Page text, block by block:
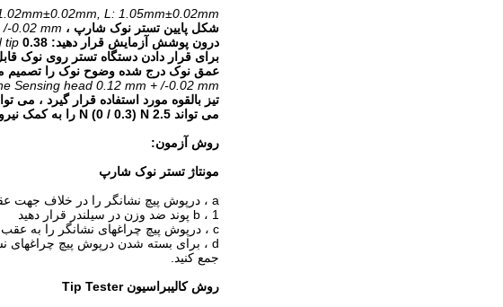
L: 1.05mm±0.02mm.
شکل پایین تستر نوک شارپ ، W: 1.02mm ± 0.02mm ، L: 1.05mm ± 0.02mm. 0.02 mm.
درون پوشش آزمایش قرار دهید: 0.38 mm + /-0.02 mm.
برای قرار دادن دستگاه تستر روی
عمق نوک درج شده وضوح نوک را تصمیم
Sensing head 0.12 mm + /-0.02 mm.
می تواند 2.5 N (0 / 0.3) N را به کمک نیروی فنر N برای حرکت دادن سر حسگر 0.12 mm بدست آورد. + /-0.02 میلی متر.
روش آزمون:
مونتاژ تستر نوک شارپ
a ، درپوش پیچ نشانگر را در خلاف جهت عقربه های ساعت روشن کنید
b ، 1 پوند ضد وزن در سیلندر قرار دهید
c ، درپوش پیچ چراغهای نشانگر را به عقب در سیلندر در جهت عقربه‌های ساعت قرار دهید
جمع کنید.
روش کالیبراسیون Tip Tester